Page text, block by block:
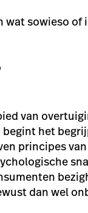
sowieso of
van
begint het
principes
dan wel